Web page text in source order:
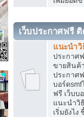
เว็บประกาศฟรี
แนะนำ
ประกาศ
ขายสินค้
ประกาศ
บอร์ด
ฟรี เว็บบ
แนะนำวิ
เริ่มยังไ